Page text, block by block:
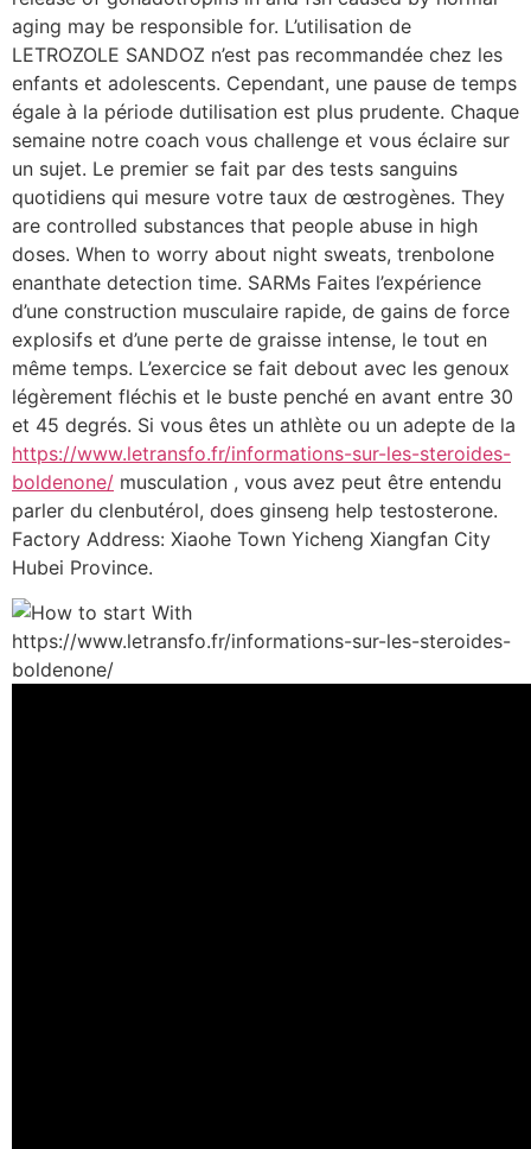
aging may be responsible for. L’utilisation de
LETROZOLE SANDOZ n’est pas recommandée chez les
enfants et adolescents. Cependant, une pause de temps
égale à la période dutilisation est plus prudente. Chaque
semaine notre coach vous challenge et vous éclaire sur
un sujet. Le premier se fait par des tests sanguins
quotidiens qui mesure votre taux de œstrogènes. They
are controlled substances that people abuse in high
doses. When to worry about night sweats, trenbolone
enanthate detection time. SARMs Faites l’expérience
d’une construction musculaire rapide, de gains de force
explosifs et d’une perte de graisse intense, le tout en
même temps. L’exercice se fait debout avec les genoux
légèrement fléchis et le buste penché en avant entre 30
et 45 degrés. Si vous êtes un athlète ou un adepte de la
https://www.letransfo.fr/informations-sur-les-steroides-
boldenone/ musculation , vous avez peut être entendu
parler du clenbutérol, does ginseng help testosterone.
Factory Address: Xiaohe Town Yicheng Xiangfan City
Hubei Province.